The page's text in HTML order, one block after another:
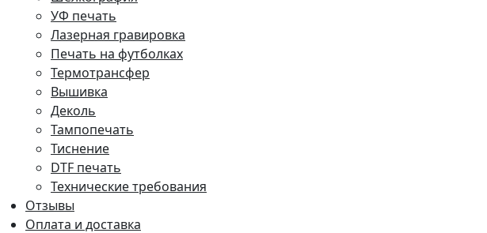
УФ печать
Лазерная гравировка
Печать на футболках
Термотрансфер
Вышивка
Деколь
Тампопечать
Тиснение
DTF печать
Технические требования
Отзывы
Оплата и доставка